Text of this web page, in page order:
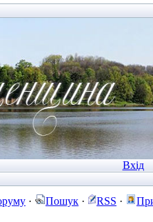
Вхід
· Пошук · RSS ·